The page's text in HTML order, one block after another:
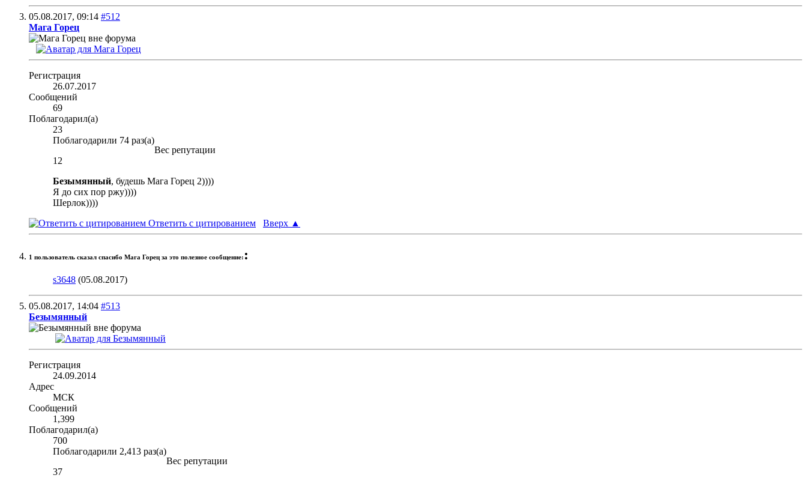
05.08.2017, 09:14 #512
Мага Горец
Регистрация
26.07.2017
Сообщений
69
Поблагодарил(а)
23
Поблагодарили 74 раз(а)
Вес репутации
12
Безымянный, будешь Мага Горец 2))))
Я до сих пор ржу))))
Шерлок))))
Ответить с цитированием
Вверх ▲
1 пользователь сказал cпасибо Мага Горец за это полезное сообщение: :
s3648 (05.08.2017)
05.08.2017, 14:04 #513
Безымянный
Регистрация
24.09.2014
Адрес
МСК
Сообщений
1,399
Поблагодарил(а)
700
Поблагодарили 2,413 раз(а)
Вес репутации
37